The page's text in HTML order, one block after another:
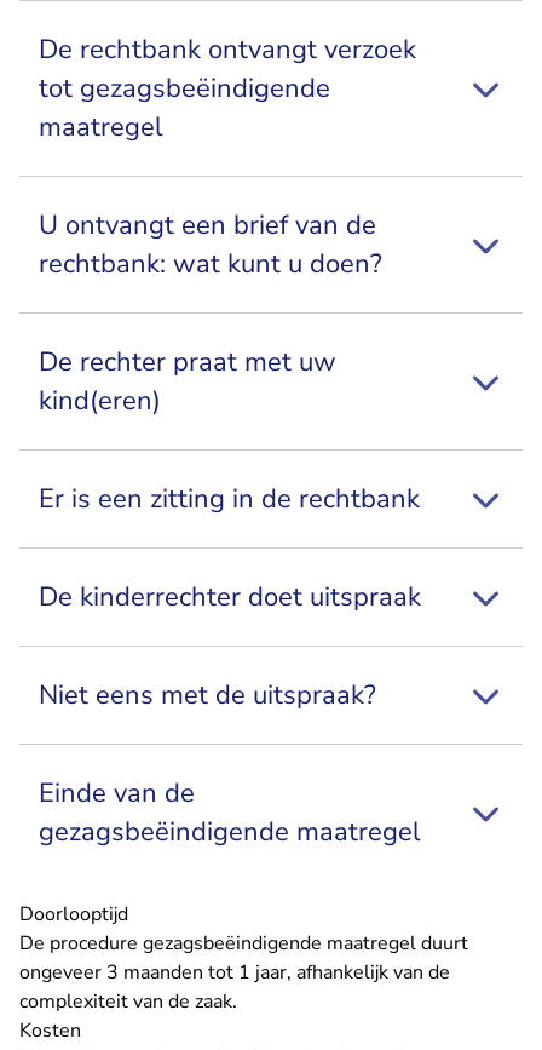
De rechtbank ontvangt verzoek
tot gezagsbeëindigende
maatregel
U ontvangt een brief van de
rechtbank: wat kunt u doen?
De rechter praat met uw
kind(eren)
Er is een zitting in de rechtbank
De kinderrechter doet uitspraak
Niet eens met de uitspraak?
Einde van de
gezagsbeëindigende maatregel
Doorlooptijd
De procedure gezagsbeëindigende maatregel duurt
ongeveer 3 maanden tot 1 jaar, afhankelijk van de
complexiteit van de zaak.
Kosten